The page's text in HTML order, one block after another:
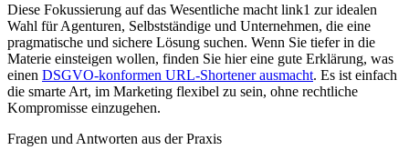
Diese Fokussierung auf das Wesentliche macht link1 zur idealen
Wahl für Agenturen, Selbstständige und Unternehmen, die eine
pragmatische und sichere Lösung suchen. Wenn Sie tiefer in die
Materie einsteigen wollen, finden Sie hier eine gute Erklärung, was
einen DSGVO-konformen URL-Shortener ausmacht. Es ist einfach
die smarte Art, im Marketing flexibel zu sein, ohne rechtliche
Kompromisse einzugehen.
Fragen und Antworten aus der Praxis